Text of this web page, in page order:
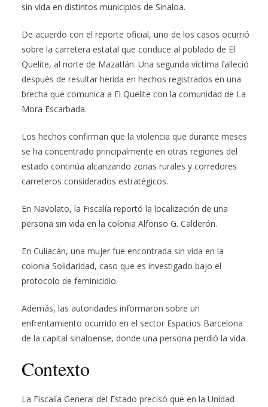
sin vida en distintos municipios de Sinaloa.
De acuerdo con el reporte oficial, uno de los casos ocurrió
sobre la carretera estatal que conduce al poblado de El
Quelite, al norte de Mazatlán. Una segunda víctima falleció
después de resultar herida en hechos registrados en una
brecha que comunica a El Quelite con la comunidad de La
Mora Escarbada.
Los hechos confirman que la violencia que durante meses
se ha concentrado principalmente en otras regiones del
estado continúa alcanzando zonas rurales y corredores
carreteros considerados estratégicos.
En Navolato, la Fiscalía reportó la localización de una
persona sin vida en la colonia Alfonso G. Calderón.
En Culiacán, una mujer fue encontrada sin vida en la
colonia Solidaridad, caso que es investigado bajo el
protocolo de feminicidio.
Además, las autoridades informaron sobre un
enfrentamiento ocurrido en el sector Espacios Barcelona
de la capital sinaloense, donde una persona perdió la vida.
Contexto
La Fiscalía General del Estado precisó que en la Unidad